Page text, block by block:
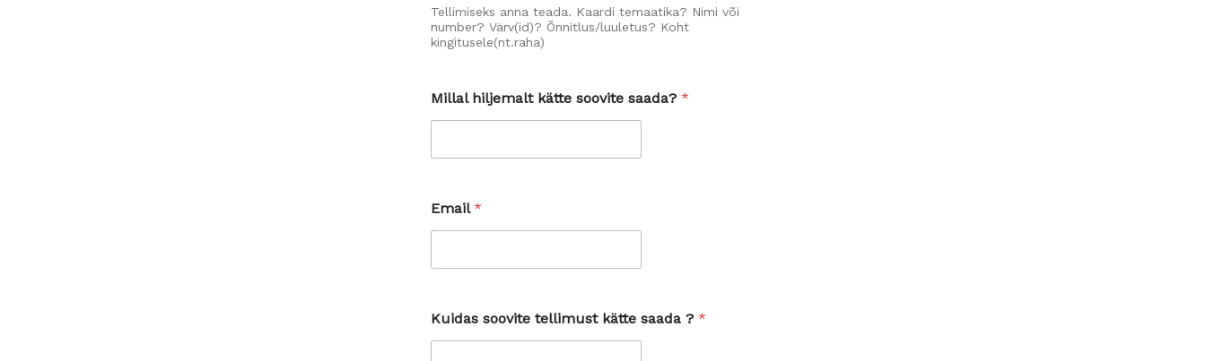
t
t
e
Tellimiseks anna teada. Kaardi temaatika? Nimi või
number? Värv(id)? Õnnitlus/luuletus? Koht
kingitusele(nt.raha)
Millal hiljemalt kätte soovite saada? *
Email*
Kuidas soovite tellimust kätte saada ? *